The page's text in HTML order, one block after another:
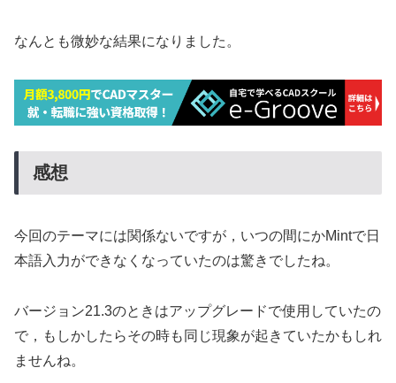
なんとも微妙な結果になりました。
感想
今回のテーマには関係ないですが，いつの間にかMintで日
本語入力ができなくなっていたのは驚きでしたね。
バージョン21.3のときはアップグレードで使用していたの
で，もしかしたらその時も同じ現象が起きていたかもしれ
ませんね。